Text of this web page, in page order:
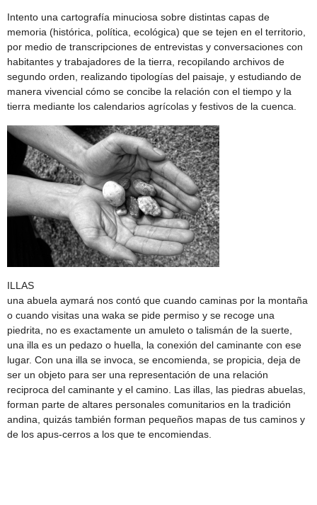
Intento una cartografía minuciosa sobre distintas capas de
memoria (histórica, política, ecológica) que se tejen en el territorio,
por medio de transcripciones de entrevistas y conversaciones con
habitantes y trabajadores de la tierra, recopilando archivos de
segundo orden, realizando tipologías del paisaje, y estudiando de
manera vivencial cómo se concibe la relación con el tiempo y la
tierra mediante los calendarios agrícolas y festivos de la cuenca.
ILLAS
una abuela aymará nos contó que cuando caminas por la montaña
o cuando visitas una waka se pide permiso y se recoge una
piedrita, no es exactamente un amuleto o talismán de la suerte,
una illa es un pedazo o huella, la conexión del caminante con ese
lugar. Con una illa se invoca, se encomienda, se propicia, deja de
ser un objeto para ser una representación de una relación
reciproca del caminante y el camino. Las illas, las piedras abuelas,
forman parte de altares personales comunitarios en la tradición
andina, quizás también forman pequeños mapas de tus caminos y
de los apus-cerros a los que te encomiendas.